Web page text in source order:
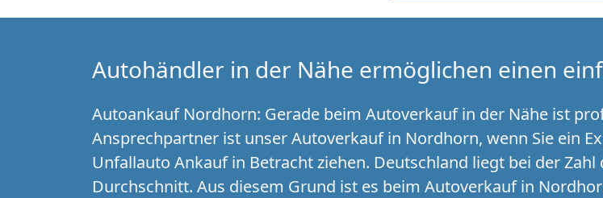
Autohändler in der Nähe ermöglichen einen
Autoankauf Nordhorn: Gerade beim Autoverkauf in der Nähe ist
Ansprechpartner ist unser Autoverkauf in Nordhorn, wenn Sie ein
Unfallauto Ankauf in Betracht ziehen. Deutschland liegt bei der
Durchschnitt. Aus diesem Grund ist es beim Autoverkauf in